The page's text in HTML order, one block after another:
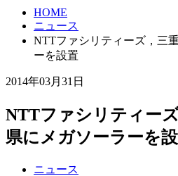
HOME
ニュース
NTTファシリティーズ，三
ーを設置
2014年03月31日
NTTファシリティー
県にメガソーラーを
ニュース